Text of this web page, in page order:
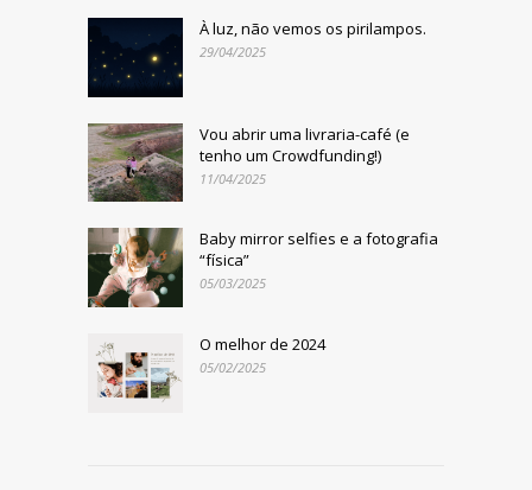
À luz, não vemos os pirilampos.
29/04/2025
Vou abrir uma livraria-café (e
tenho um Crowdfunding!)
11/04/2025
Baby mirror selfies e a fotografia
“física”
05/03/2025
O melhor de 2024
05/02/2025